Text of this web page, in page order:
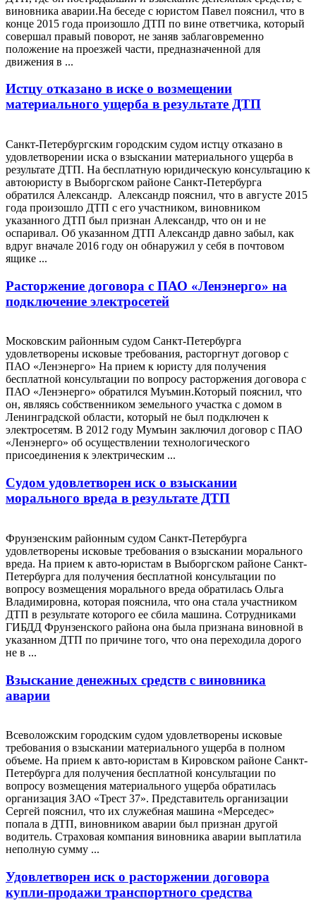
виновника аварии.На беседе с юристом Павел пояснил, что в
конце 2015 года произошло ДТП по вине ответчика, который
совершал правый поворот, не заняв заблаговременно
положение на проезжей части, предназначенной для
движения в ...
Истцу отказано в иске о возмещении
материального ущерба в результате ДТП
Санкт-Петербургским городским судом истцу отказано в
удовлетворении иска о взыскании материального ущерба в
результате ДТП. На бесплатную юридическую консультацию к
автоюристу в Выборгском районе Санкт-Петербурга
обратился Александр. Александр пояснил, что в августе 2015
года произошло ДТП с его участником, виновником
указанного ДТП был признан Александр, что он и не
оспаривал. Об указанном ДТП Александр давно забыл, как
вдруг вначале 2016 году он обнаружил у себя в почтовом
ящике ...
Расторжение договора с ПАО «Ленэнерго» на
подключение электросетей
Московским районным судом Санкт-Петербурга
удовлетворены исковые требования, расторгнут договор с
ПАО «Ленэнерго» На прием к юристу для получения
бесплатной консультации по вопросу расторжения договора с
ПАО «Ленэнерго» обратился Муъмин.Который пояснил, что
он, являясь собственником земельного участка с домом в
Ленинградской области, который не был подключен к
электросетям. В 2012 году Мумъин заключил договор с ПАО
«Ленэнерго» об осуществлении технологического
присоединения к электрическим ...
Судом удовлетворен иск о взыскании
морального вреда в результате ДТП
Фрунзенским районным судом Санкт-Петербурга
удовлетворены исковые требования о взыскании морального
вреда. На прием к авто-юристам в Выборгском районе Санкт-
Петербурга для получения бесплатной консультации по
вопросу возмещения морального вреда обратилась Ольга
Владимировна, которая пояснила, что она стала участником
ДТП в результате которого ее сбила машина. Сотрудниками
ГИБДД Фрунзенского района она была признана виновной в
указанном ДТП по причине того, что она переходила дорого
не в ...
Взыскание денежных средств с виновника
аварии
Всеволожским городским судом удовлетворены исковые
требования о взыскании материального ущерба в полном
объеме. На прием к авто-юристам в Кировском районе Санкт-
Петербурга для получения бесплатной консультации по
вопросу возмещения материального ущерба обратилась
организация ЗАО «Трест 37». Представитель организации
Сергей пояснил, что их служебная машина «Мерседес»
попала в ДТП, виновником аварии был признан другой
водитель. Страховая компания виновника аварии выплатила
неполную сумму ...
Удовлетворен иск о расторжении договора
купли-продажи транспортного средства